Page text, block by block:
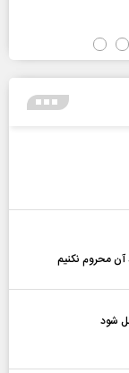
آن محروم نکنیم
شود